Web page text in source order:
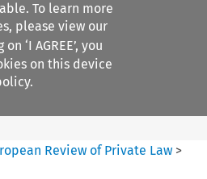
To learn more
please view our
‘I AGREE’, you
on this device
Search content
Review of Private Law >